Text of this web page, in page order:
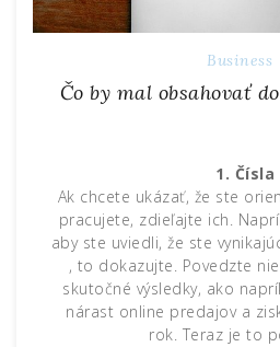
Business
Čo by mal obsahovať
1. Čísla
Ak chcete ukázať, že ste
pracujete, zdieľajte ich.
aby ste uviedli, že ste
, to dokazujte. Povedzte
skutočné výsledky, ako
nárast online predajov a
rok. Teraz je to